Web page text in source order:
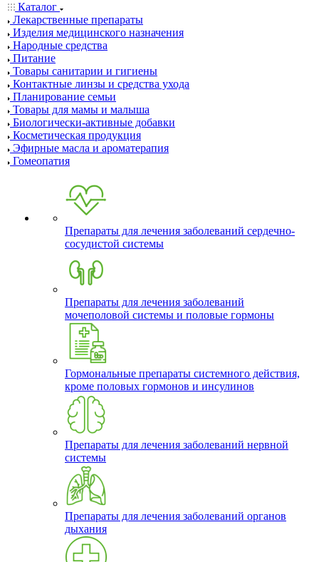
Каталог
Лекарственные препараты
Изделия медицинского назначения
Народные средства
Питание
Товары санитарии и гигиены
Контактные линзы и средства ухода
Планирование семьи
Товары для мамы и малыша
Биологически-активные добавки
Косметическая продукция
Эфирные масла и ароматерапия
Гомеопатия
Препараты для лечения заболеваний сердечно-
сосудистой системы
Препараты для лечения заболеваний
мочеполовой системы и половые гормоны
Гормональные препараты системного действия,
кроме половых гормонов и инсулинов
Препараты для лечения заболеваний нервной
системы
Препараты для лечения заболеваний органов
дыхания